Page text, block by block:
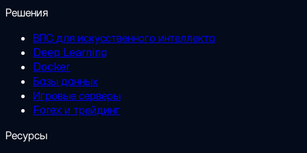
Решения
ВПС для искусственного интеллекта
Deep Learning
Docker
Базы данных
Игровые серверы
Forex и трейдинг
Ресурсы